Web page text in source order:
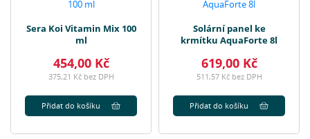
Sera Koi Vitamin Mix 100
ml
454,00 Kč
375,21 Kč bez DPH
Přidat do košíku
Solární panel ke
krmítku AquaForte 8l
619,00 Kč
511,57 Kč bez DPH
Přidat do košíku